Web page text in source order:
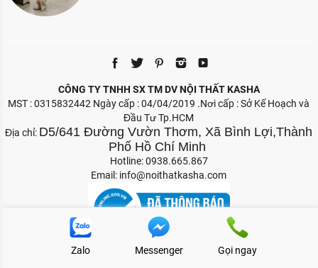
CÔNG TY TNHH SX TM DV NỘI THẤT KASHA
MST : 0315832442 Ngày cấp : 04/04/2019 .Nơi cấp : Sở Kế Hoạch và
Đầu Tư Tp.HCM
Địa chỉ: D5/641 Đường Vườn Thơm, Xã Bình Lợi,Thành
Phố Hồ Chí Minh
Hotline: 0938.665.867
Email: info@noithatkasha.com
Bản quyền 2026 Nội Thất Kasha
Zalo Messenger Gọi ngay